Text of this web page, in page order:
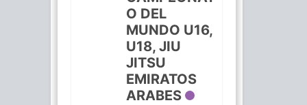
O DEL
MUNDO U16,
U18, JIU
JITSU
EMIRATOS
ARABES